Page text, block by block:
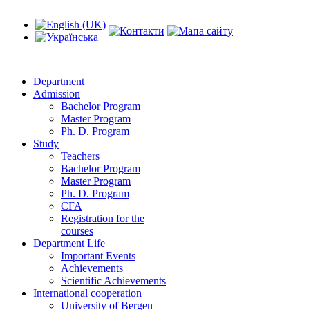
Department
Admission
Bachelor Program
Master Program
Ph. D. Program
Study
Teachers
Bachelor Program
Master Program
Ph. D. Program
CFA
Registration for the
courses
Department Life
Important Events
Achievements
Scientific Achievements
International cooperation
University of Bergen